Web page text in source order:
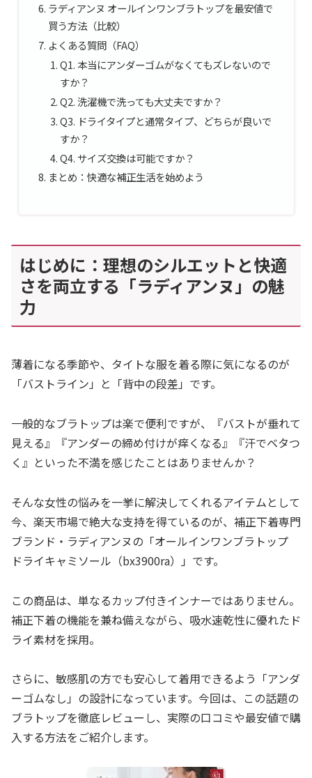
ラディアンヌ オールインワンブラトップを最安値で
買う方法（比較）
よくある質問（FAQ）
Q1. 本当にアンダーゴムがなくてもズレないので
すか？
Q2. 洗濯機で洗っても大丈夫ですか？
Q3. ドライタイプと通常タイプ、どちらが良いで
すか？
Q4. サイズ交換は可能ですか？
まとめ：快適な補正生活を始めよう
はじめに：理想のシルエットと快適
さを両立する「ラディアンヌ」の魅
力
薄着になる季節や、タイトな服を着る際に気になるのが
「バストライン」と「背中の段差」です。
一般的なブラトップは楽で便利ですが、『バストが垂れて
見える』『アンダーの締め付けが痒くなる』『汗でベタつ
く』といった不満を感じたことはありませんか？
そんな女性の悩みを一挙に解決してくれるアイテムとして
今、楽天市場で絶大な支持を得ているのが、補正下着専門
ブランド・ラディアンヌの「オールインワンブラトップ
ドライキャミソール（bx3900ra）」です。
この商品は、単なるカップ付きインナーではありません。
補正下着の機能を兼ね備えながら、吸水速乾性に優れたド
ライ素材を採用。
さらに、敏感肌の方でも安心して着用できるよう「アンダ
ーゴムなし」の設計になっています。今回は、この話題の
ブラトップを徹底レビューし、実際の口コミや最安値で購
入する方法をご紹介します。